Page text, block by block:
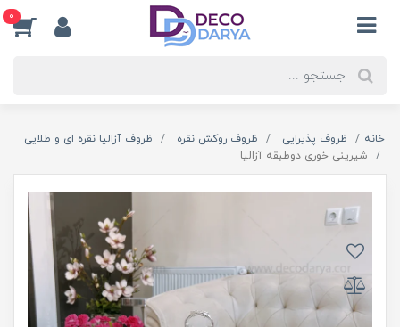
0
خانه ظروف پذیرایی ظروف روکش نقره
ظروف آزالیا نقره ای و طلایی
شیرینی خوری دوطبقه آزالیا